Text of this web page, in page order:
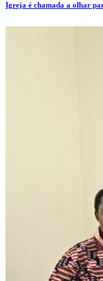
Igreja é chamada a olhar